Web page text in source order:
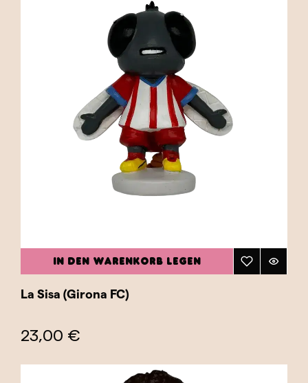
perfekte Geschenk für Fußballfans oder ein
ideales Souvenir für alle, die die großen Ligen
und internationalen Wettbewerbe intensiv
verfolgen. Mit jedem Caganer erhalten Sie
nicht nur eine einzigartige, handgefertigte
Figur, sondern auch eine Möglichkeit, der
Geschichte und der Faszination des Fußballs
Tribut zu zollen. Entdecken Sie unsere
Kategorie „Fußballer“ und finden Sie den
Caganer, der Ihre Leidenschaft für Fußball und
Ihre Lieblingsspieler am besten widerspiegelt.
Spiels der Welt vereint!
IN DEN WARENKORB LEGEN
La Sisa (Girona FC)
23,00 €